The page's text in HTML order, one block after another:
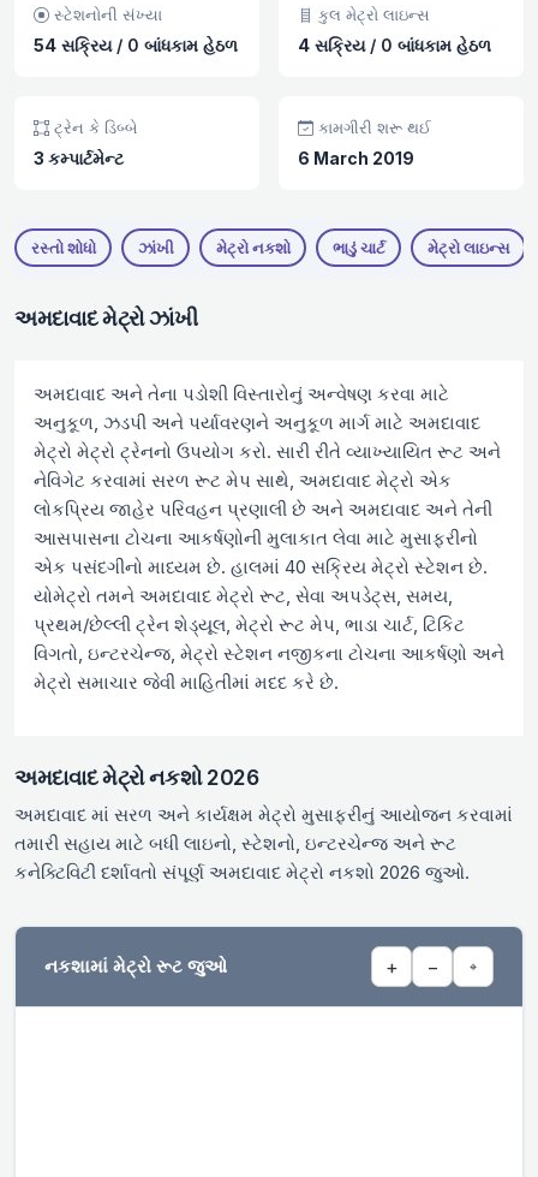
સ્ટેશનોની સંખ્યા
54 સક્રિય / 0 બાંધકામ હેઠળ
કુલ મેટ્રો લાઇન્સ
4 સક્રિય / 0 બાંધકામ હેઠળ
ટ્રેન કે ડિબ્બે
3 કમ્પાર્ટમેન્ટ
કામગીરી શરૂ થઈ
6 March 2019
રસ્તો શોધો ઝાંખી મેટ્રો નકશો ભાડું ચાર્ટ મેટ્રો લાઇન્સ
અમદાવાદ મેટ્રો ઝાંખી
અમદાવાદ અને તેના પડોશી વિસ્તારોનું અન્વેષણ કરવા માટે
અનુકૂળ, ઝડપી અને પર્યાવરણને અનુકૂળ માર્ગ માટે અમદાવાદ
મેટ્રો મેટ્રો ટ્રેનનો ઉપયોગ કરો. સારી રીતે વ્યાખ્યાયિત રૂટ અને
નેવિગેટ કરવામાં સરળ રૂટ મેપ સાથે, અમદાવાદ મેટ્રો એક
લોકપ્રિય જાહેર પરિવહન પ્રણાલી છે અને અમદાવાદ અને તેની
આસપાસના ટોચના આકર્ષણોની મુલાકાત લેવા માટે મુસાફરીનો
એક પસંદગીનો માધ્યમ છે. હાલમાં 40 સક્રિય મેટ્રો સ્ટેશન છે.
યોમેટ્રો તમને અમદાવાદ મેટ્રો રૂટ, સેવા અપડેટ્સ, સમય,
પ્રથમ/છેલ્લી ટ્રેન શેડ્યૂલ, મેટ્રો રૂટ મેપ, ભાડા ચાર્ટ, ટિકિટ
વિગતો, ઇન્ટરચેન્જ, મેટ્રો સ્ટેશન નજીકના ટોચના આકર્ષણો અને
મેટ્રો સમાચાર જેવી માહિતીમાં મદદ કરે છે.
અમદાવાદ મેટ્રો નકશો 2026
અમદાવાદ માં સરળ અને કાર્યક્ષમ મેટ્રો મુસાફરીનું આયોજન કરવામાં
તમારી સહાય માટે બધી લાઇનો, સ્ટેશનો, ઇન્ટરચેન્જ અને રૂટ
કનેક્ટિવિટી દર્શાવતો સંપૂર્ણ અમદાવાદ મેટ્રો નકશો 2026 જુઓ.
નકશામાં મેટ્રો રૂટ જુઓ + − ⌖